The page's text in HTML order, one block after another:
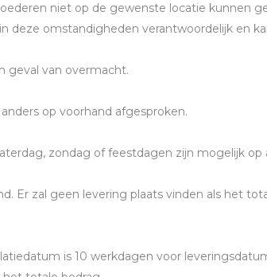
niet op de gewenste locatie kunnen
omstandigheden verantwoordelijk en
geval van overmacht.
op voorhand afgesproken.
zondag of feestdagen zijn mogelijk
Er zal geen levering plaats vinden als het
is 10 werkdagen voor